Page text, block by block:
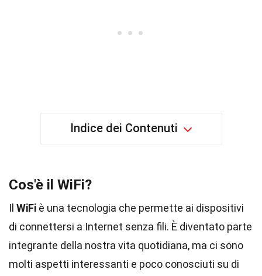
Indice dei Contenuti
Cos'è il WiFi?
Il WiFi è una tecnologia che permette ai dispositivi
di connettersi a Internet senza fili. È diventato parte
integrante della nostra vita quotidiana, ma ci sono
molti aspetti interessanti e poco conosciuti su di